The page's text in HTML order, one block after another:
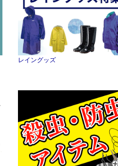
レイングッズ